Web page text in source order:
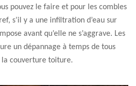
pouvez le faire et pour les combles
s’il y a une infiltration d’eau sur
avant qu’elle ne s’aggrave. Les
un dépannage à temps de tous
la couverture toiture.